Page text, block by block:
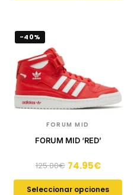
-40%
FORUM MID
FORUM MID ‘RED’
125.00€ 74.95€
Seleccionar opciones